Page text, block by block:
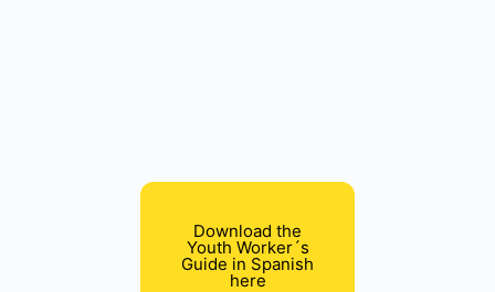
Download the
Youth Worker´s
Guide in Spanish
here